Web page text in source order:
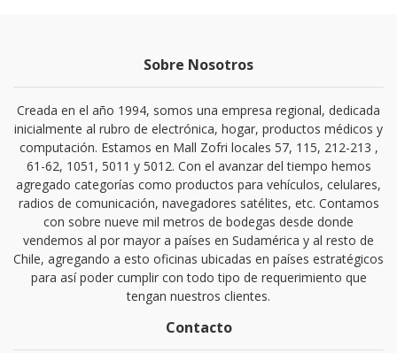
Sobre Nosotros
Creada en el año 1994, somos una empresa regional, dedicada
inicialmente al rubro de electrónica, hogar, productos médicos y
computación. Estamos en Mall Zofri locales 57, 115, 212-213 ,
61-62, 1051, 5011 y 5012. Con el avanzar del tiempo hemos
agregado categorías como productos para vehículos, celulares,
radios de comunicación, navegadores satélites, etc. Contamos
con sobre nueve mil metros de bodegas desde donde
vendemos al por mayor a países en Sudamérica y al resto de
Chile, agregando a esto oficinas ubicadas en países estratégicos
para así poder cumplir con todo tipo de requerimiento que
tengan nuestros clientes.
Contacto